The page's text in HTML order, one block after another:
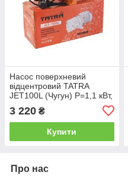
Насос поверхневий
відцентровий TATRA
JET100L (Чугун) P=1,1 кВт,
H=35, Польща
3 220 ₴
Купити
Про нас